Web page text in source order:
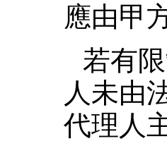
應由甲
若有
人未由
代理人